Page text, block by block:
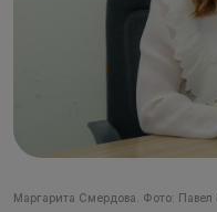
Маргарита Смердова. Фото: Павел